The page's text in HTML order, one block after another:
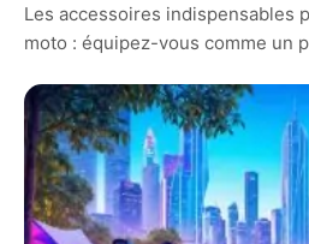
Les accessoires indispensables
moto : équipez-vous comme un